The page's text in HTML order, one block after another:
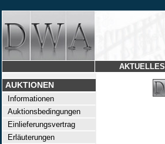
AKTUELLES
AUKTIONEN
Informationen
Auktionsbedingungen
Einlieferungsvertrag
Erläuterungen